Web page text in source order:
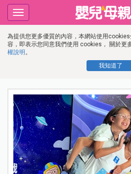
為提供您更多優質的內容，本網站使用
容，即表示您同意我們使用 cookies， 關於更
權說明 。
我知道了
Toggle
navigation